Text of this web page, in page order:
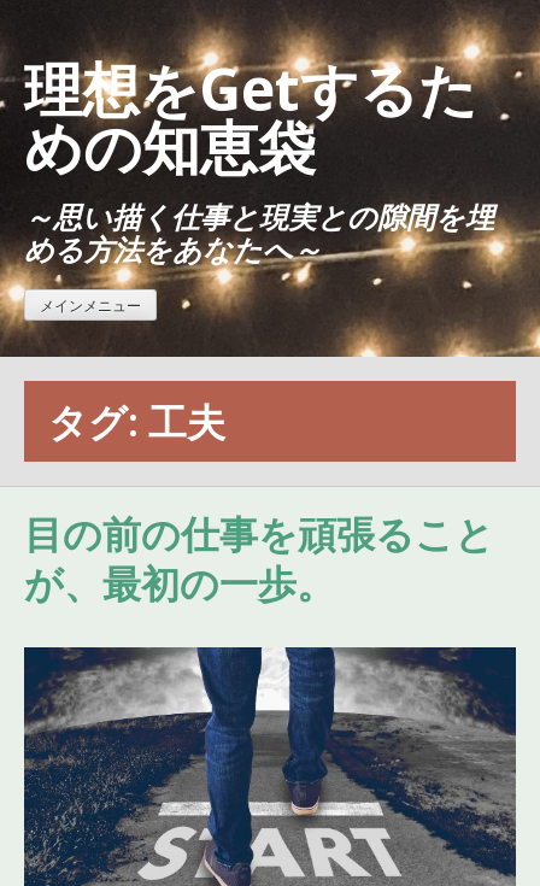
ン
テ
ン
キ
ッ
プ
理想をGetするた
めの知恵袋
～思い描く仕事と現実との隙間を埋
める方法をあなたへ～
メインメニュー
タグ: 工夫
目の前の仕事を頑張ること
が、最初の一歩。